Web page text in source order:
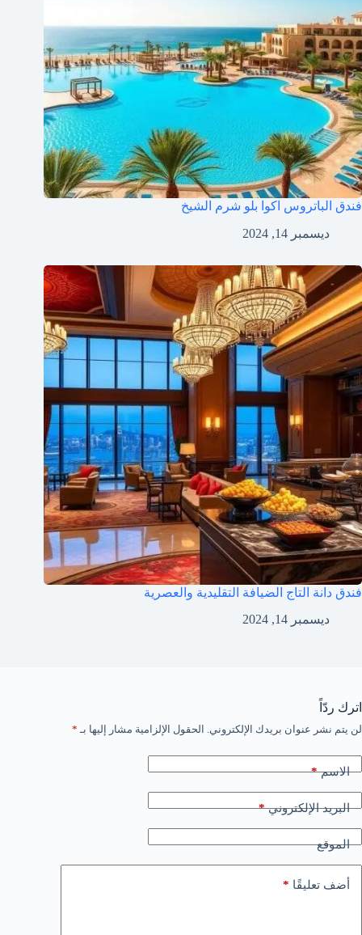
فندق الباتروس اكوا بلو شرم الشيخ
ديسمبر 14, 2024
فندق دانة التاج الضيافة التقليدية والعصرية
ديسمبر 14, 2024
اترك ردّاً
لن يتم نشر عنوان بريدك الإلكتروني. الحقول الإلزامية مشار إليها بـ *
الاسم*
البريد الإلكتروني*
الموقع
أضف تعليقًا *